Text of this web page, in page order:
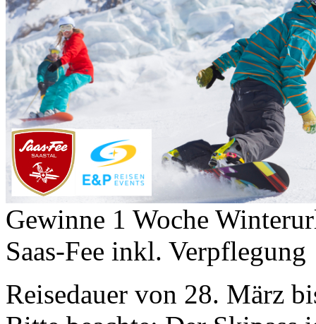
Gewinne 1 Woche
Saas-Fee inkl. Verpflegung
Reisedauer von 28. März